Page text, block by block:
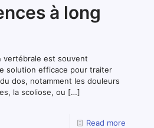
à long
vertébrale est souvent
solution efficace pour traiter
dos, notamment les douleurs
la scoliose, ou […]
Read more